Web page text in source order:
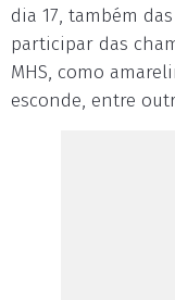
dia 17, também
participar das
MHS, como
esconde, entre